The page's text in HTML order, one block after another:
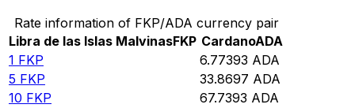
Rate information of FKP/ADA currency pair
Libra de las Islas MalvinasFKP CardanoADA
1 FKP 6.77393 ADA
5 FKP 33.8697 ADA
10 FKP 67.7393 ADA